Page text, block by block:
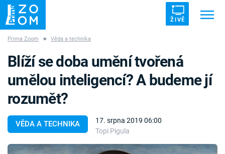
ŽIVĚ
ZÁHADY VETŘELCI DÁVNOVĚKU
Témata
Prima Zoom ■ Věda a technika
VĚDA A TECHNIKA
17. srpna 2019 06:00
Topi Pigula
Blíží se doba umění tvořená
umělou inteligencí? A budeme jí
rozumět?